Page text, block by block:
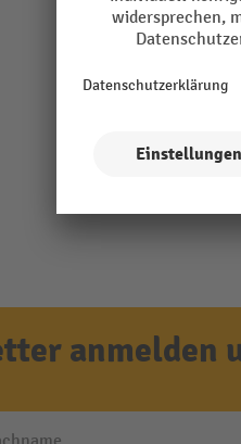
anmelden